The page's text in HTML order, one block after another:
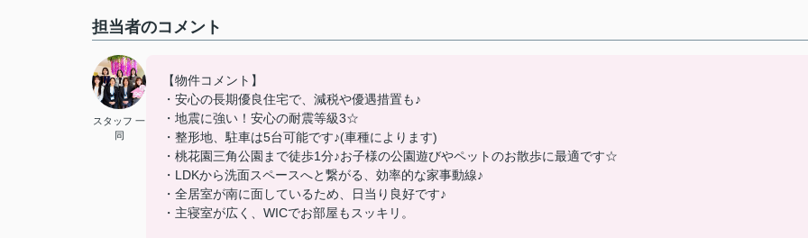
担当者のコメント
スタッフ 一
同
【物件コメント】
・安心の長期優良住宅で、減税や優遇措置も♪
・地震に強い！安心の耐震等級3☆
・整形地、駐車は5台可能です♪(車種によります)
・桃花園三角公園まで徒歩1分♪お子様の公園遊びやペットのお散歩に最適です☆
・LDKから洗面スペースへと繋がる、効率的な家事動線♪
・全居室が南に面しているため、日当り良好です♪
・主寝室が広く、WICでお部屋もスッキリ。